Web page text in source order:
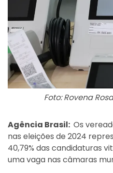
Foto: Rovena
Agência Brasil: Os
nas eleições de 2024
40,79% das candidaturas
uma vaga nas câmaras